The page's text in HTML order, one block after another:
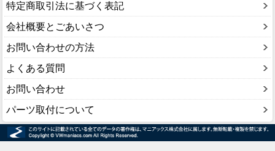
特定商取引法に基づく表記
会社概要とごあいさつ
お問い合わせの方法
よくある質問
お問い合わせ
パーツ取付について